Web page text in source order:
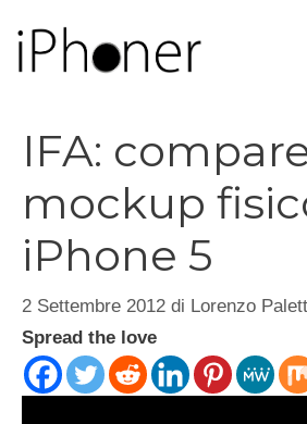
contenuto
IFA:
mockup
iPhone 5
2 Settembre 2012 di Lorenzo
Spread the love